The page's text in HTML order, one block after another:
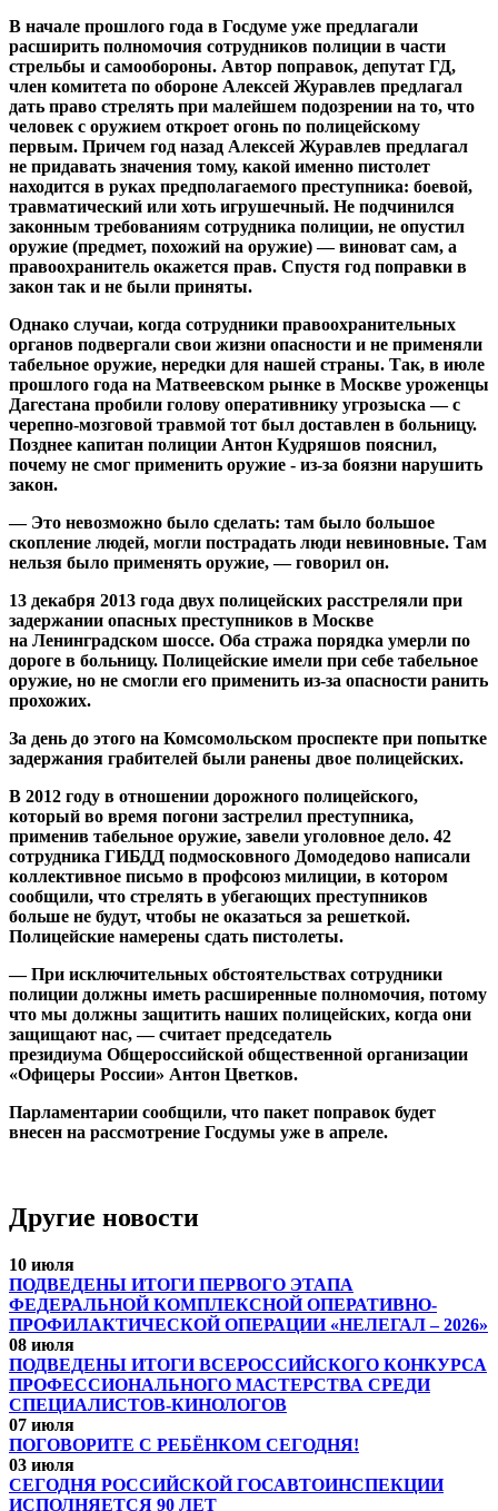
В начале прошлого года в Госдуме уже предлагали
расширить полномочия сотрудников полиции в части
стрельбы и самообороны. Автор поправок, депутат ГД,
член комитета по обороне Алексей Журавлев предлагал
дать право стрелять при малейшем подозрении на то, что
человек с оружием откроет огонь по полицейскому
первым. Причем год назад Алексей Журавлев предлагал
не придавать значения тому, какой именно пистолет
находится в руках предполагаемого преступника: боевой,
травматический или хоть игрушечный. Не подчинился
законным требованиям сотрудника полиции, не опустил
оружие (предмет, похожий на оружие) — виноват сам, а
правоохранитель окажется прав. Спустя год поправки в
закон так и не были приняты.
Однако случаи, когда сотрудники правоохранительных
органов подвергали свои жизни опасности и не применяли
табельное оружие, нередки для нашей страны. Так, в июле
прошлого года на Матвеевском рынке в Москве уроженцы
Дагестана пробили голову оперативнику угрозыска — с
черепно-мозговой травмой тот был доставлен в больницу.
Позднее капитан полиции Антон Кудряшов пояснил,
почему не смог применить оружие - из-за боязни нарушить
закон.
— Это невозможно было сделать: там было большое
скопление людей, могли пострадать люди невиновные. Там
нельзя было применять оружие, — говорил он.
13 декабря 2013 года двух полицейских расстреляли при
задержании опасных преступников в Москве
на Ленинградском шоссе. Оба стража порядка умерли по
дороге в больницу. Полицейские имели при себе табельное
оружие, но не смогли его применить из-за опасности ранить
прохожих.
За день до этого на Комсомольском проспекте при попытке
задержания грабителей были ранены двое полицейских.
В 2012 году в отношении дорожного полицейского,
который во время погони застрелил преступника,
применив табельное оружие, завели уголовное дело. 42
сотрудника ГИБДД подмосковного Домодедово написали
коллективное письмо в профсоюз милиции, в котором
сообщили, что стрелять в убегающих преступников
больше не будут, чтобы не оказаться за решеткой.
Полицейские намерены сдать пистолеты.
— При исключительных обстоятельствах сотрудники
полиции должны иметь расширенные полномочия, потому
что мы должны защитить наших полицейских, когда они
защищают нас, — считает председатель
президиума Общероссийской общественной организации
«Офицеры России» Антон Цветков.
Парламентарии сообщили, что пакет поправок будет
внесен на рассмотрение Госдумы уже в апреле.
Другие новости
10 июля
ПОДВЕДЕНЫ ИТОГИ ПЕРВОГО ЭТАПА
ФЕДЕРАЛЬНОЙ КОМПЛЕКСНОЙ ОПЕРАТИВНО-
ПРОФИЛАКТИЧЕСКОЙ ОПЕРАЦИИ «НЕЛЕГАЛ – 2026»
08 июля
ПОДВЕДЕНЫ ИТОГИ ВСЕРОССИЙСКОГО КОНКУРСА
ПРОФЕССИОНАЛЬНОГО МАСТЕРСТВА СРЕДИ
СПЕЦИАЛИСТОВ-КИНОЛОГОВ
07 июля
ПОГОВОРИТЕ С РЕБЁНКОМ СЕГОДНЯ!
03 июля
СЕГОДНЯ РОССИЙСКОЙ ГОСАВТОИНСПЕКЦИИ
ИСПОЛНЯЕТСЯ 90 ЛЕТ